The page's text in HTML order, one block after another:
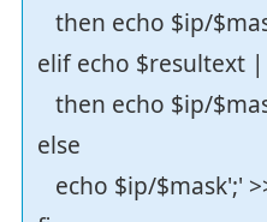
then echo $ip/
elif echo $resultext
then echo $ip/
else
echo $ip/$mask';'